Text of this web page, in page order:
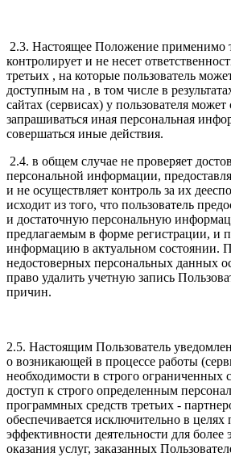
2.3. Настоящее Положение применимо
контролирует и не несет
третьих , на которые пользователь
доступным на , в том числе в
сайтах (сервисах) у пользователя может
запрашиваться иная персональная
совершаться иные действия.
2.4. в общем случае не проверяет
персональной информации,
и не осуществляет контроль за их
исходит из того, что пользователь
и достаточную персональную
предлагаемым в форме регистрации, и
информацию в актуальном состоянии.
недостоверных персональных данных
право удалить учетную запись
причин.
2.5. Настоящим Пользователь
о возникающей в процессе работы
необходимости в строго ограниченных
доступ к строго определенным
программных средств третьих -
обеспечивается исключительно в
эффективности деятельности для более
оказания услуг, заказанных